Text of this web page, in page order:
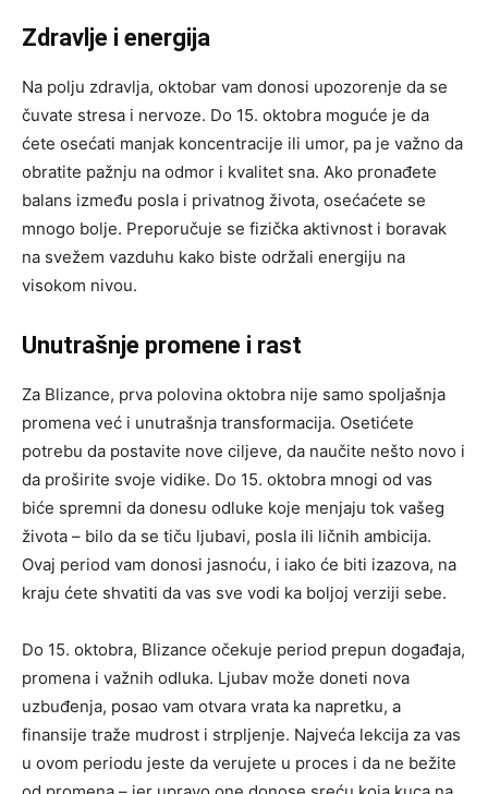
Zdravlje i energija
Na polju zdravlja, oktobar vam donosi upozorenje da se
čuvate stresa i nervoze. Do 15. oktobra moguće je da
ćete osećati manjak koncentracije ili umor, pa je važno da
obratite pažnju na odmor i kvalitet sna. Ako pronađete
balans između posla i privatnog života, osećaćete se
mnogo bolje. Preporučuje se fizička aktivnost i boravak
na svežem vazduhu kako biste održali energiju na
visokom nivou.
Unutrašnje promene i rast
Za Blizance, prva polovina oktobra nije samo spoljašnja
promena već i unutrašnja transformacija. Osetićete
potrebu da postavite nove ciljeve, da naučite nešto novo i
da proširite svoje vidike. Do 15. oktobra mnogi od vas
biće spremni da donesu odluke koje menjaju tok vašeg
života – bilo da se tiču ljubavi, posla ili ličnih ambicija.
Ovaj period vam donosi jasnoću, i iako će biti izazova, na
kraju ćete shvatiti da vas sve vodi ka boljoj verziji sebe.
Do 15. oktobra, Blizance očekuje period prepun događaja,
promena i važnih odluka. Ljubav može doneti nova
uzbuđenja, posao vam otvara vrata ka napretku, a
finansije traže mudrost i strpljenje. Najveća lekcija za vas
u ovom periodu jeste da verujete u proces i da ne bežite